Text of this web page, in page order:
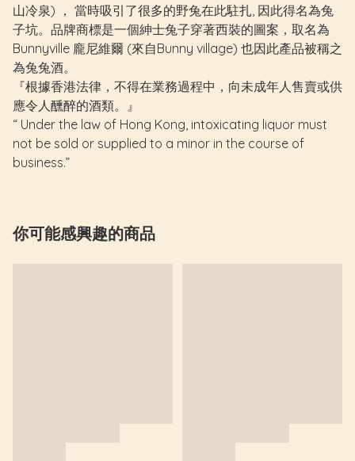
山冷泉) ， 當時吸引了很多的野兔在此駐扎, 因此得名為兔
子坑。品牌商標是一個紳士兔子穿著西裝的圖案，取名為
Bunnyville 龐尼維爾 (來自Bunny village) 也因此產品被稱之
為兔兔酒。
『根據香港法律，不得在業務過程中，向未成年人售賣或供
應令人醺醉的酒類。』
“ Under the law of Hong Kong, intoxicating liquor must
not be sold or supplied to a minor in the course of
business.”
你可能感興趣的商品